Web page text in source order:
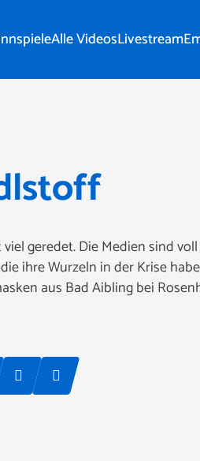
Alle VideosLivestream
geredet. Die Medien sind
ihre Wurzeln in der Krise
aus Bad Aibling bei